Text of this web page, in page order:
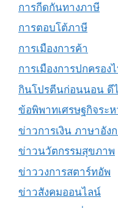
การกีดกันทางภาษี
การตอบโต้ภาษี
การเมืองการค้า
การเมืองการปกครอ
กินโปรตีนก่อนนอน ดี
ข้อพิพาทเศรษฐกิจระห
ข่าวการเงิน ภาษาอัง
ข่าวนวัตกรรมสุขภาพ
ข่าววงการสตาร์ทอัพ
ข่าวสังคมออนไลน์